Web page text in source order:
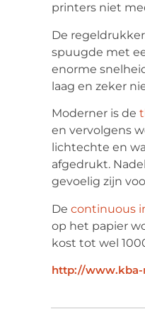
printers niet
De
spuugde met
enorme
laag en zeker
Moderner is de
en vervolgens
lichtechte en
afgedrukt.
gevoelig zijn
De continuous
op het papier
kost tot wel
http://www.kba-